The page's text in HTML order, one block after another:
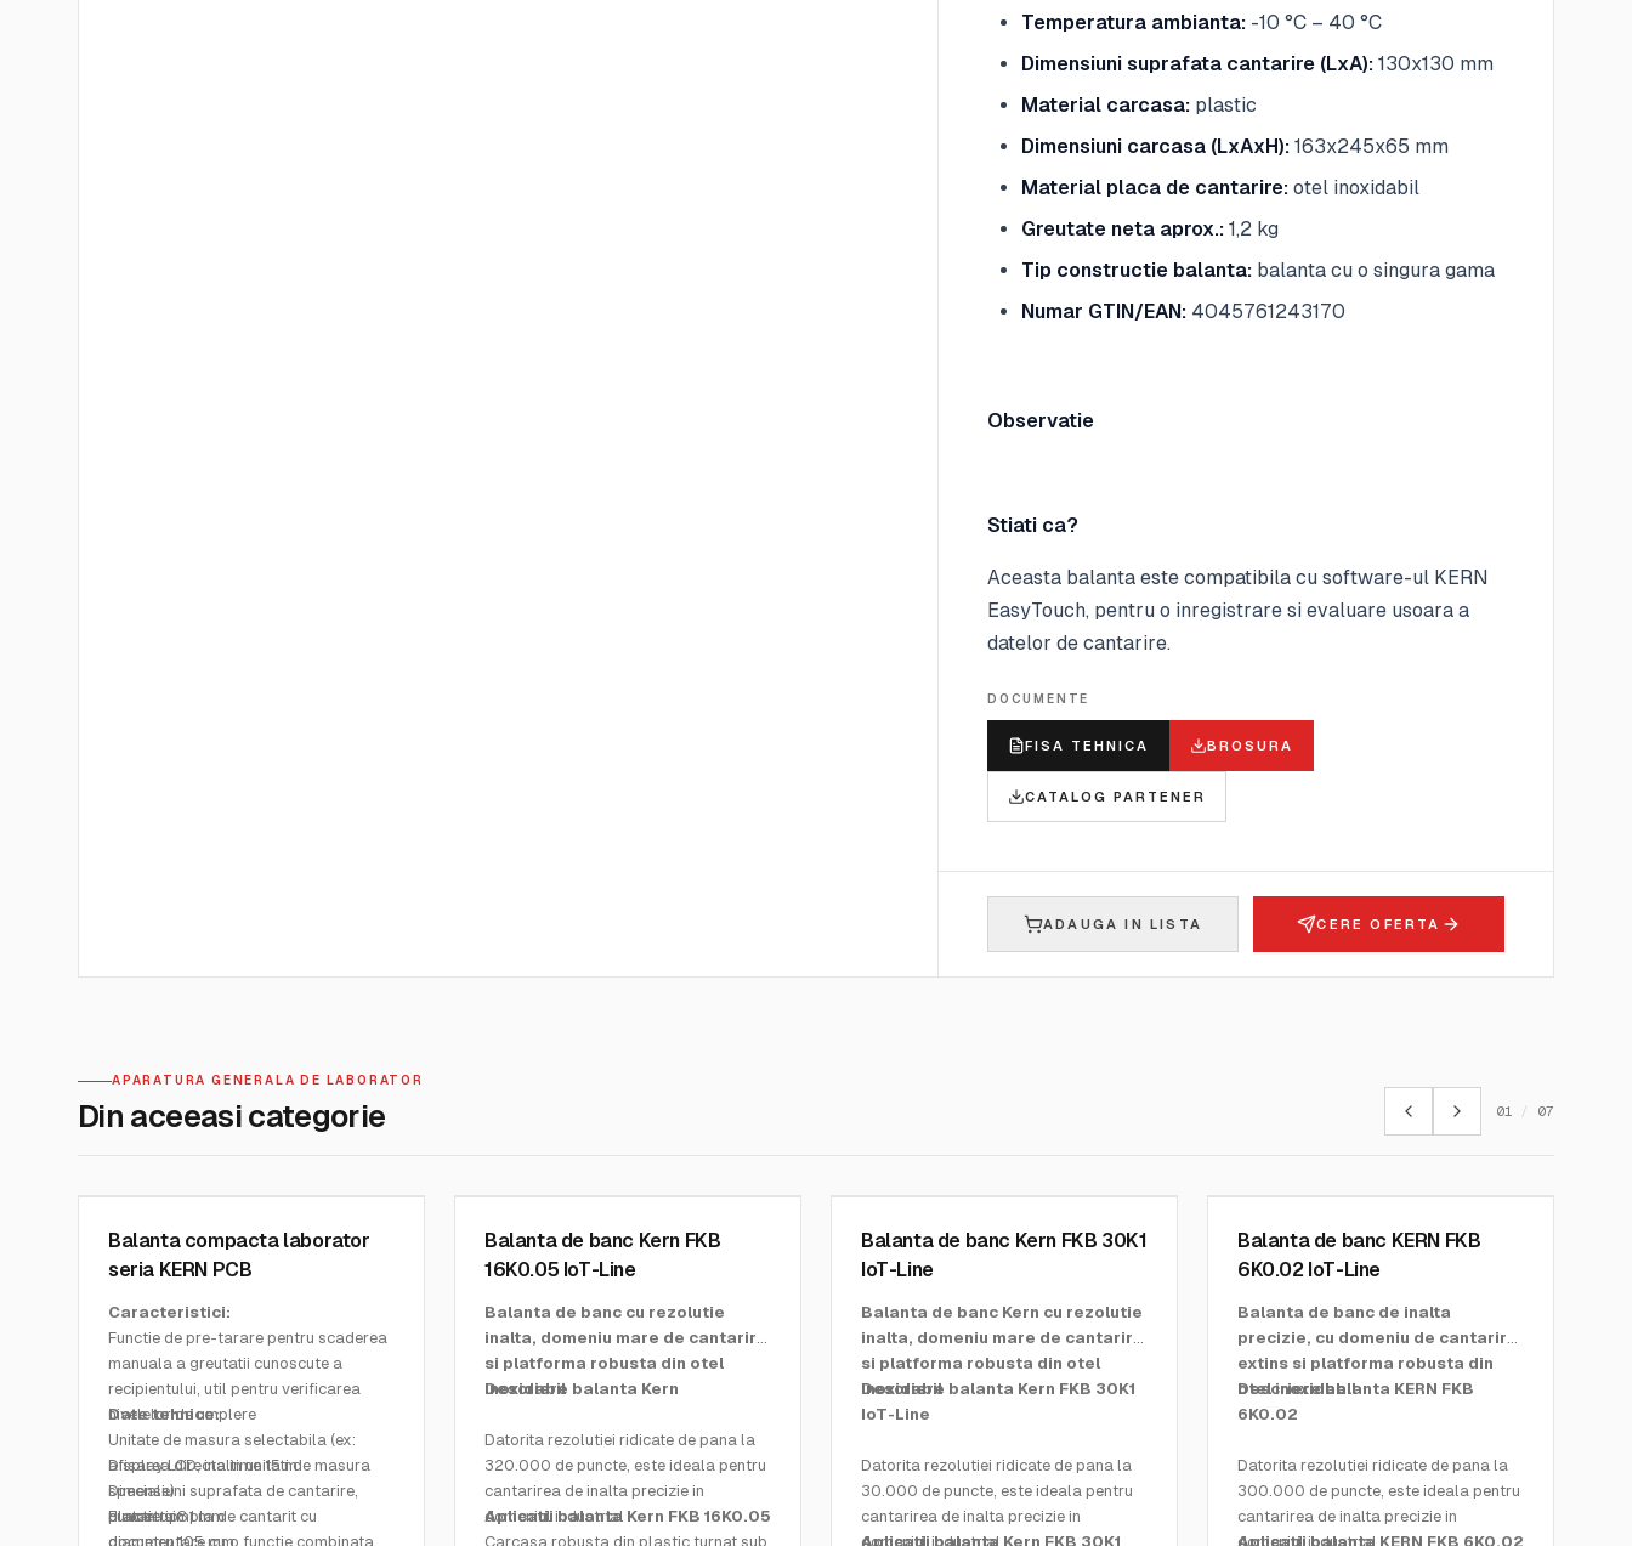
Temperatura ambianta: -10 °C – 40 °C
Dimensiuni suprafata cantarire (LxA): 130x130 mm
Material carcasa: plastic
Dimensiuni carcasa (LxAxH): 163x245x65 mm
Material placa de cantarire: otel inoxidabil
Greutate neta aprox.:1,2 kg
Tip constructie balanta: balanta cu o singura gama
Numar GTIN/EAN: 4045761243170
Observatie
Stiati ca?
Aceasta balanta este compatibila cu software-ul KERN
EasyTouch, pentru o inregistrare si evaluare usoara a
datelor de cantarire.
DOCUMENTE
FISA TEHNICA BROSURA
CATALOG PARTENER
ADAUGA IN LISTA CERE OFERTA
APARATURA GENERALA DE LABORATOR
Din aceeasi categorie 01 / 07
Balanta compacta laborator
seria KERN PCB
Caracteristici:
Functie de pre-tarare pentru scaderea
manuala a greutatii cunoscute a
recipientului, util pentru verificarea
nivelelor de umplere
Unitate de masura selectabila (ex:
afisarea directa in unitati de masura
speciale)
Functie simpla de cantarit cu
documentare cu o functie combinata
Date tehnice:
Display LCD, inaltime 15 m
Dimensiuni suprafata de cantarire,
platan tip:
diametru 81 mm
diametru 105 mm
Balanta de banc Kern FKB
16K0.05 IoT-Line
Balanta de banc cu rezolutie
inalta, domeniu mare de cantarire
si platforma robusta din otel
inoxidabil
Descriere balanta Kern
Datorita rezolutiei ridicate de pana la
320.000 de puncte, este ideala pentru
cantarirea de inalta precizie in
domeniul industrial
Carcasa robusta din plastic turnat sub
Aplicatii balanta Kern FKB 16K0.05
Balanta de banc Kern FKB 30K1
IoT-Line
Balanta de banc Kern cu rezolutie
inalta, domeniu mare de cantarire
si platforma robusta din otel
inoxidabil
Descriere balanta Kern FKB 30K1
IoT-Line
Datorita rezolutiei ridicate de pana la
30.000 de puncte, este ideala pentru
cantarirea de inalta precizie in
domeniul industrial
Aplicatii balanta Kern FKB 30K1
Balanta de banc KERN FKB
6K0.02 IoT-Line
Balanta de banc de inalta
precizie, cu domeniu de cantarire
extins si platforma robusta din
otel inoxidabil
Descriere balanta KERN FKB
6K0.02
Datorita rezolutiei ridicate de pana la
300.000 de puncte, este ideala pentru
cantarirea de inalta precizie in
domeniul industrial
Aplicatii balanta KERN FKB 6K0.02